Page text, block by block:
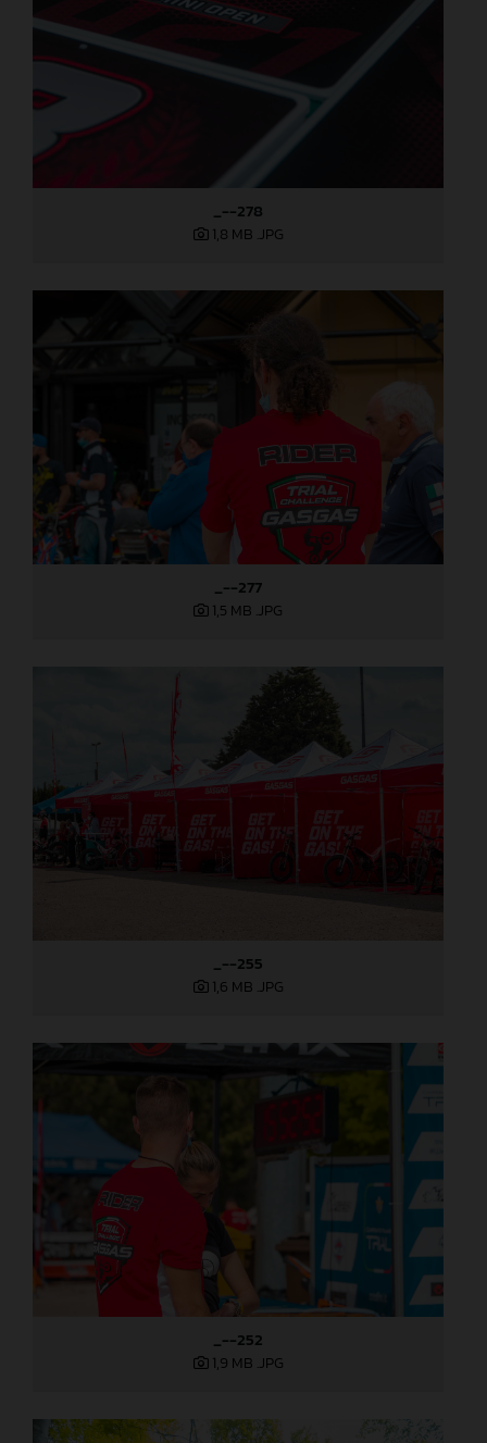
_--278
1,8 MB .JPG
_--277
1,5 MB .JPG
_--255
1,6 MB .JPG
_--252
1,9 MB .JPG